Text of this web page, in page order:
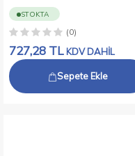
STOKTA
(0)
727,28 TL KDV DAHİL
Sepete Ekle